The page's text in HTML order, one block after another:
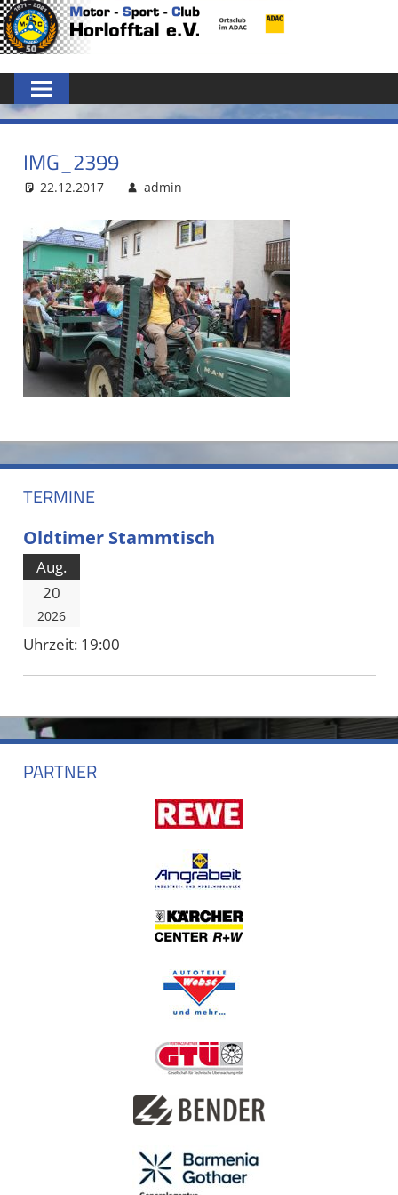
Zum
Inhalt
MSC
HORLOFFTAL
E.V.
IMG_2399
22.12.2017 admin
TERMINE
Oldtimer Stammtisch
Aug.
20
2026
Uhrzeit: 19:00
PARTNER